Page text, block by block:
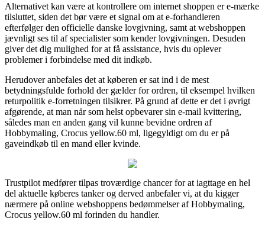
Alternativet kan være at kontrollere om internet shoppen er e-mærke
tilsluttet, siden det bør være et signal om at e-forhandleren
efterfølger den officielle danske lovgivning, samt at webshoppen
jævnligt ses til af specialister som kender lovgivningen. Desuden
giver det dig mulighed for at få assistance, hvis du oplever
problemer i forbindelse med dit indkøb.
Herudover anbefales det at køberen er sat ind i de mest
betydningsfulde forhold der gælder for ordren, til eksempel hvilken
returpolitik e-forretningen tilsikrer. På grund af dette er det i øvrigt
afgørende, at man når som helst opbevarer sin e-mail kvittering,
således man en anden gang vil kunne bevidne ordren af
Hobbymaling, Crocus yellow.60 ml, ligegyldigt om du er på
gaveindkøb til en mand eller kvinde.
Trustpilot medfører tilpas troværdige chancer for at iagttage en hel
del aktuelle køberes tanker og derved anbefaler vi, at du kigger
nærmere på online webshoppens bedømmelser af Hobbymaling,
Crocus yellow.60 ml forinden du handler.